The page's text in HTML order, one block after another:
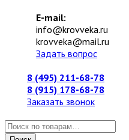
E-mail:
info@krovveka.ru
krovveka@mail.ru
Задать вопрос
8 (495) 211-68-78
8 (915) 178-68-78
Заказать звонок
Искать: